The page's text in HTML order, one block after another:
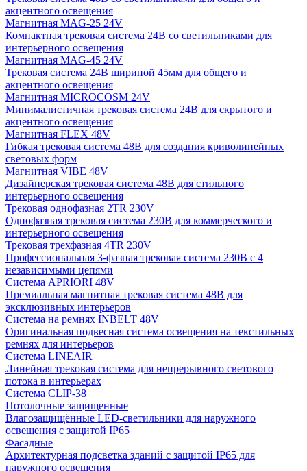
акцентного освещения
Магнитная MAG-25 24V
Компактная трековая система 24В со светильниками для
интерьерного освещения
Магнитная MAG-45 24V
Трековая система 24В шириной 45мм для общего и
акцентного освещения
Магнитная MICROCOSM 24V
Минималистичная трековая система 24В для скрытого и
акцентного освещения
Магнитная FLEX 48V
Гибкая трековая система 48В для создания криволинейных
световых форм
Магнитная VIBE 48V
Дизайнерская трековая система 48В для стильного
интерьерного освещения
Трековая однофазная 2TR 230V
Однофазная трековая система 230В для коммерческого и
интерьерного освещения
Трековая трехфазная 4TR 230V
Профессиональная 3-фазная трековая система 230В с 4
независимыми цепями
Система APRIORI 48V
Премиальная магнитная трековая система 48В для
эксклюзивных интерьеров
Система на ремнях INBELT 48V
Оригинальная подвесная система освещения на текстильных
ремнях для интерьеров
Система LINEAIR
Линейная трековая система для непрерывного светового
потока в интерьерах
Система CLIP-38
Потолочные защищенные
Влагозащищённые LED-светильники для наружного
освещения с защитой IP65
Фасадные
Архитектурная подсветка зданий с защитой IP65 для
наружного освещения